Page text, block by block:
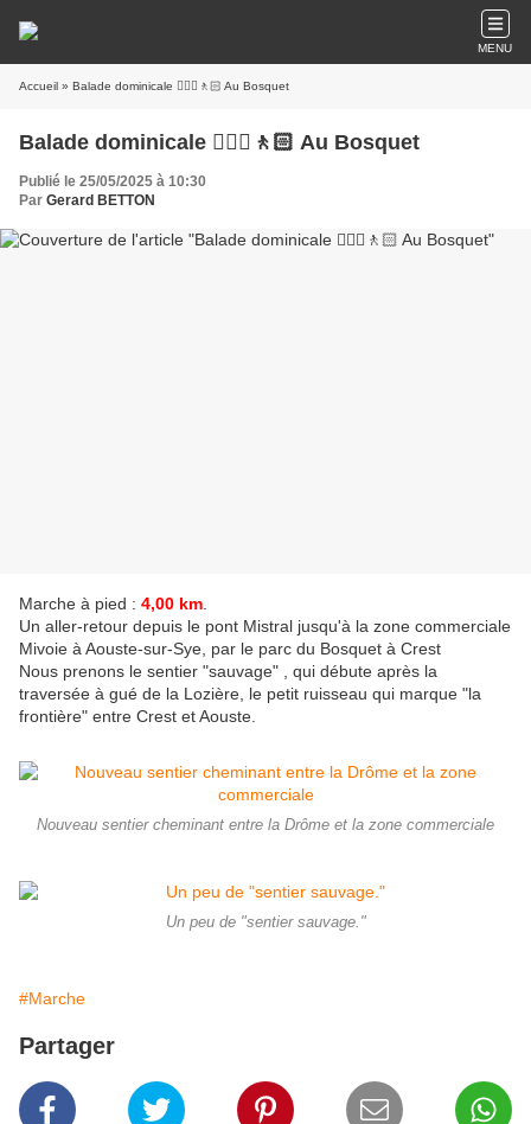
MENU
Accueil » Balade dominicale 🚶🏼‍♂️🚶🏻 Au Bosquet
Balade dominicale 🚶🏼‍♂️🚶🏻 Au Bosquet
Publié le 25/05/2025 à 10:30
Par Gerard BETTON
Marche à pied : 4,00 km
Un aller-retour depuis le pont Mistral jusqu'à la zone commerciale
Mivoie à Aouste-sur-Sye, par le parc du Bosquet à Crest
Nous prenons le sentier "sauvage" , qui débute après la
traversée à gué de la Lozière, le petit ruisseau qui marque "la
frontière" entre Crest et Aouste.
Nouveau sentier cheminant entre la Drôme et la zone commerciale
Un peu de "sentier sauvage."
#Marche
Partager